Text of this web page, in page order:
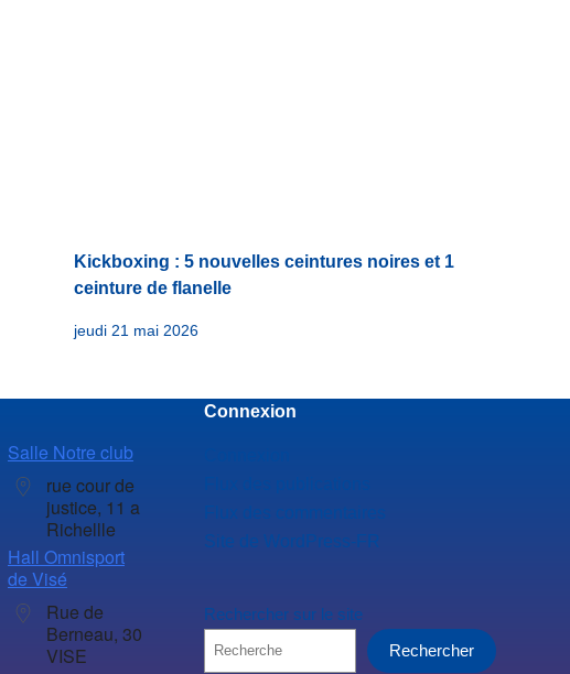
Kickboxing : 5 nouvelles ceintures noires et 1
ceinture de flanelle
jeudi 21 mai 2026
Salle Notre club
rue cour de
justice, 11 a
Richellle
Hall Omnisport
de Visé
Rue de
Berneau, 30
VISE
Connexion
Flux des commentaires
Site de WordPress-FR
Rechercher sur le site
Rechercher